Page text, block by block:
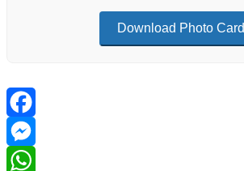
Download Photo Card
Facebook
Messenger